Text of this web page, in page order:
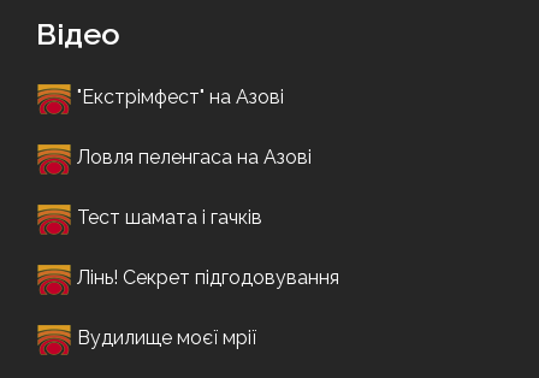
Відео
"Екстрімфест" на Азові
Ловля пеленгаса на Азові
Тест шамата і гачків
Лінь! Секрет підгодовування
Вудилище моєї мрії